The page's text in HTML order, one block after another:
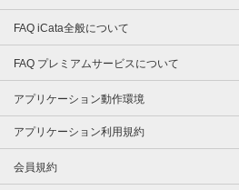
FAQ iCata全般について
FAQ プレミアムサービスについて
アプリケーション動作環境
アプリケーション利用規約
会員規約